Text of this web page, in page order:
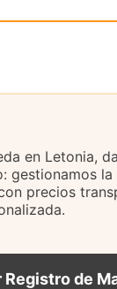
en Letonia,
gestionamos la
precios
Registro de